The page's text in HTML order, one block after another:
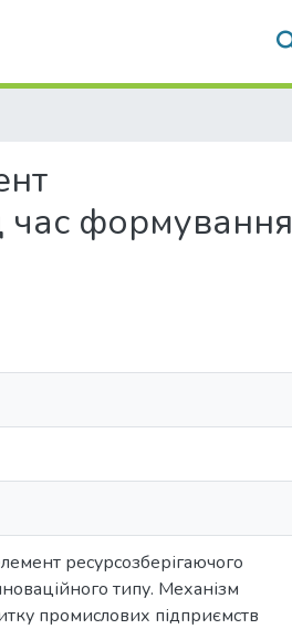
час формування
ресурсозберігаючого
типу. Механізм
промислових підприємств